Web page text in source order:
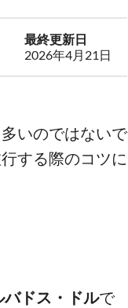
最終更新日
2026年4月21日
いのではないで
する際のコツに
バドス・ドルで